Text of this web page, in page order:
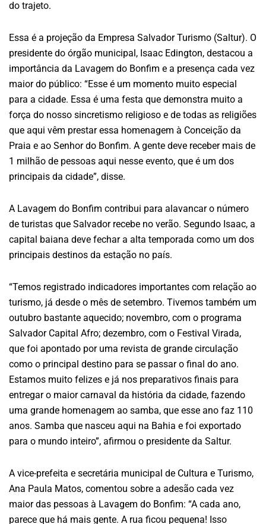
do trajeto.
Essa é a projeção da Empresa Salvador Turismo (Saltur). O
presidente do órgão municipal, Isaac Edington, destacou a
importância da Lavagem do Bonfim e a presença cada vez
maior do público: “Esse é um momento muito especial
para a cidade. Essa é uma festa que demonstra muito a
força do nosso sincretismo religioso e de todas as religiões
que aqui vêm prestar essa homenagem à Conceição da
Praia e ao Senhor do Bonfim. A gente deve receber mais de
1 milhão de pessoas aqui nesse evento, que é um dos
principais da cidade”, disse.
A Lavagem do Bonfim contribui para alavancar o número
de turistas que Salvador recebe no verão. Segundo Isaac, a
capital baiana deve fechar a alta temporada como um dos
principais destinos da estação no país.
“Temos registrado indicadores importantes com relação ao
turismo, já desde o mês de setembro. Tivemos também um
outubro bastante aquecido; novembro, com o programa
Salvador Capital Afro; dezembro, com o Festival Virada,
que foi apontado por uma revista de grande circulação
como o principal destino para se passar o final do ano.
Estamos muito felizes e já nos preparativos finais para
entregar o maior carnaval da história da cidade, fazendo
uma grande homenagem ao samba, que esse ano faz 110
anos. Samba que nasceu aqui na Bahia e foi exportado
para o mundo inteiro”, afirmou o presidente da Saltur.
A vice-prefeita e secretária municipal de Cultura e Turismo,
Ana Paula Matos, comentou sobre a adesão cada vez
maior das pessoas à Lavagem do Bonfim: “A cada ano,
parece que há mais gente. A rua ficou pequena! Isso